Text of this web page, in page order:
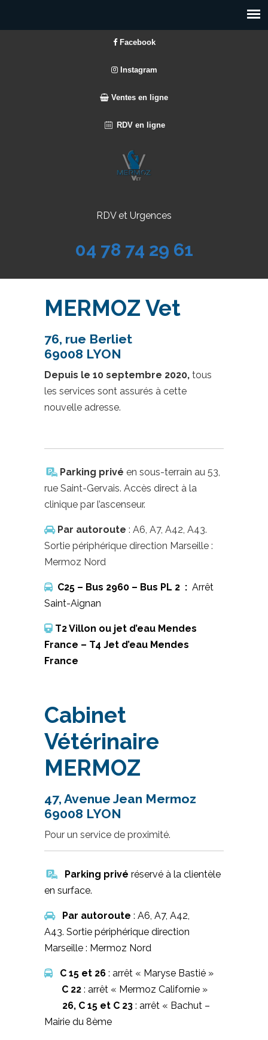
Facebook
Instagram
Ventes en ligne
RDV en ligne
RDV et Urgences
04 78 74 29 61
MERMOZ Vet
76, rue Berliet
69008 LYON
Depuis le 10 septembre 2020, tous
les services sont assurés à cette
nouvelle adresse.
Parking privé en sous-terrain au 53,
rue Saint-Gervais. Accès direct à la
clinique par l’ascenseur.
Par autoroute : A6, A7, A42, A43.
Sortie périphérique direction Marseille :
Mermoz Nord
C25 – Bus 2960 – Bus PL 2 : Arrêt
Saint-Aignan
T2 Villon ou jet d’eau Mendes
France – T4 Jet d’eau Mendes
France
Cabinet
Vétérinaire
MERMOZ
47, Avenue Jean Mermoz
69008 LYON
Pour un service de proximité.
Parking privé réservé à la clientèle
en surface.
Par autoroute : A6, A7, A42,
A43. Sortie périphérique direction
Marseille : Mermoz Nord
C 15 et 26 : arrêt « Maryse Bastié »
C 22 : arrêt « Mermoz Californie »
26, C 15 et C 23 : arrêt « Bachut –
Mairie du 8ème